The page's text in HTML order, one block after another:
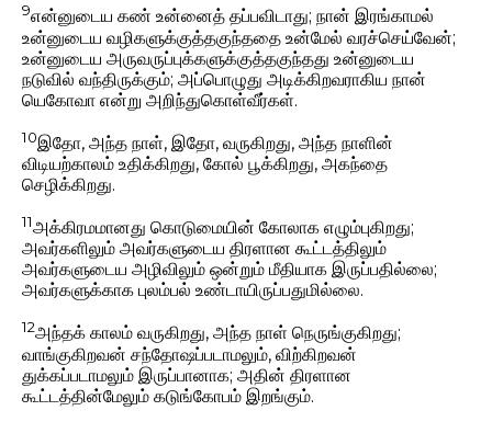
9என்னுடைய கண் உன்னைத் தப்பவிடாது; நான் இரங்காமல்
உன்னுடைய வழிகளுக்குத்தகுந்ததை உன்மேல் வரச்செய்வேன்;
உன்னுடைய அருவருப்புக்களுக்குத்தகுந்தது உன்னுடைய
நடுவில் வந்திருக்கும்; அப்பொழுது அடிக்கிறவராகிய நான்
யெகோவா என்று அறிந்துகொள்வீர்கள்.
10இதோ, அந்த நாள், இதோ, வருகிறது, அந்த நாளின்
விடியற்காலம் உதிக்கிறது, கோல் பூக்கிறது, அகந்தை
செழிக்கிறது.
11அக்கிரமமானது கொடுமையின் கோலாக எழும்புகிறது;
அவர்களிலும் அவர்களுடைய திரளான கூட்டத்திலும்
அவர்களுடைய அழிவிலும் ஒன்றும் மீதியாக இருப்பதில்லை;
அவர்களுக்காக புலம்பல் உண்டாயிருப்பதுமில்லை.
12அந்தக் காலம் வருகிறது, அந்த நாள் நெருங்குகிறது;
வாங்குகிறவன் சந்தோஷப்படாமலும், விற்கிறவன்
துக்கப்படாமலும் இருப்பானாக; அதின் திரளான
கூட்டத்தின்மேலும் கடுங்கோபம் இறங்கும்.